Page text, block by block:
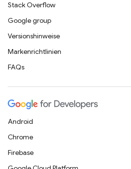
Stack Overflow
Google group
Versionshinweise
Markenrichtlinien
FAQs
Android
Chrome
Firebase